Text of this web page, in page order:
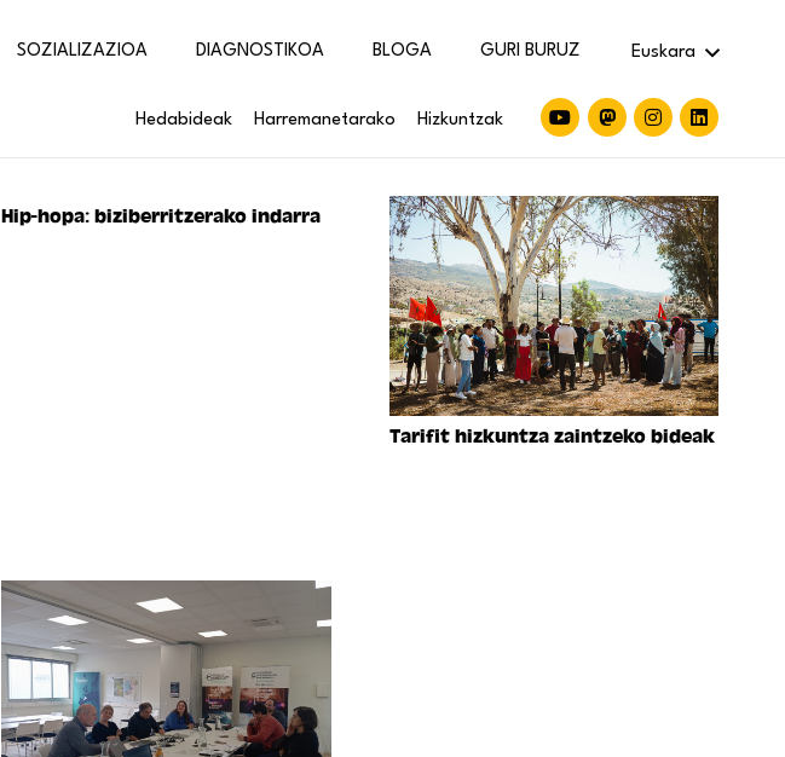
SOZIALIZAZIOA DIAGNOSTIKOA BLOGA GURI BURUZ Euskara
Hedabideak Harremanetarako Hizkuntzak
Hip-hopa: biziberritzerako indarra
Tarifit hizkuntza zaintzeko bideak